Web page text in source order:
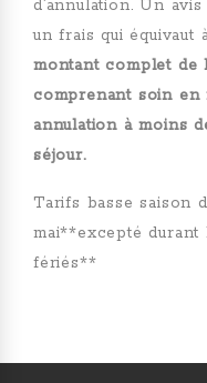
d’annulation. Un
un frais qui équivaut
montant complet
comprenant soin en
annulation à moins
séjour.
Tarifs basse saison
mai**excepté
fériés**